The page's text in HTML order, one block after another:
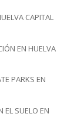
CAPITAL
EN HUELVA
PARKS EN
EL SUELO EN